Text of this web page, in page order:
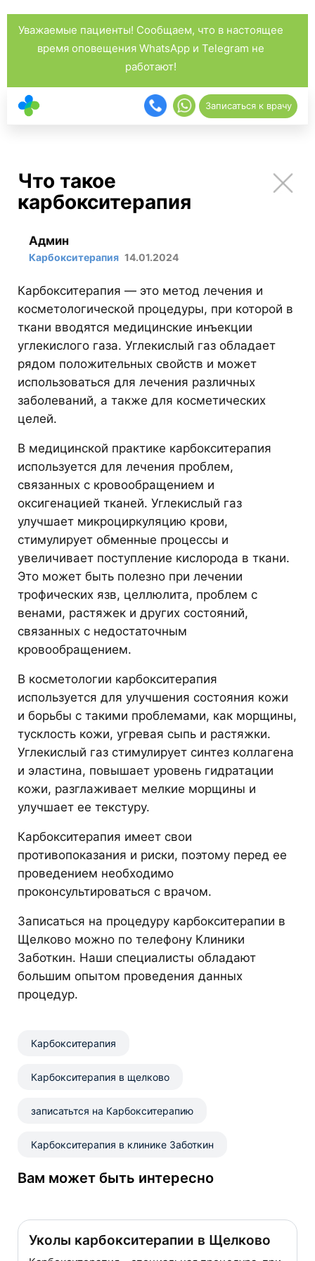
Уважаемые пациенты! Сообщаем, что в настоящее
время оповещения WhatsApp и Telegram не
работают!
Записаться к врачу
Что такое
карбокситерапия
Админ
Карбокситерапия 14.01.2024
Карбокситерапия — это метод лечения и
косметологической процедуры, при которой в
ткани вводятся медицинские инъекции
углекислого газа. Углекислый газ обладает
рядом положительных свойств и может
использоваться для лечения различных
заболеваний, а также для косметических
целей.
В медицинской практике карбокситерапия
используется для лечения проблем,
связанных с кровообращением и
оксигенацией тканей. Углекислый газ
улучшает микроциркуляцию крови,
стимулирует обменные процессы и
увеличивает поступление кислорода в ткани.
Это может быть полезно при лечении
трофических язв, целлюлита, проблем с
венами, растяжек и других состояний,
связанных с недостаточным
кровообращением.
В косметологии карбокситерапия
используется для улучшения состояния кожи
и борьбы с такими проблемами, как морщины,
тусклость кожи, угревая сыпь и растяжки.
Углекислый газ стимулирует синтез коллагена
и эластина, повышает уровень гидратации
кожи, разглаживает мелкие морщины и
улучшает ее текстуру.
Карбокситерапия имеет свои
противопоказания и риски, поэтому перед ее
проведением необходимо
проконсультироваться с врачом.
Записаться на процедуру карбокситерапии в
Щелково можно по телефону Клиники
Заботкин. Наши специалисты обладают
большим опытом проведения данных
процедур.
Карбокситерапия
Карбокситерапия в щелково
записатьтся на Карбокситерапию
Карбокситерапия в клинике Заботкин
Вам может быть интересно
Уколы карбокситерапии в Щелково